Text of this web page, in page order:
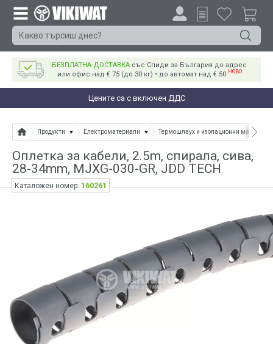
БЕЗПЛАТНА ДОСТАВКА със Спиди за България до адрес
или офис над € 75 (до 30 кг) • до автомат над € 50 НОВО
Цените са с включен ДДС
Продукти Електроматериали Термошлаух и изолационни материали
Оплетка за кабели, 2.5m, спирала, сива,
28-34mm, MJXG-030-GR, JDD TECH
Каталожен номер: 160261